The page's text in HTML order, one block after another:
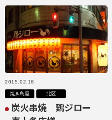
2015.02.18
焼き鳥屋 北区
炭火串焼 鶏ジロー